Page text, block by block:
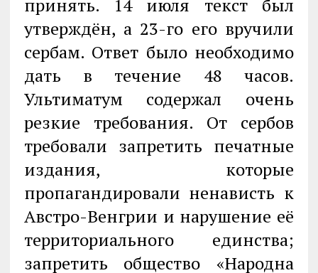
принять. 14 июля текст был
утверждён, а 23-го его вручили
сербам. Ответ было необходимо
дать в течение 48 часов.
Ультиматум содержал очень
резкие требования. От сербов
требовали запретить печатные
издания, которые
пропагандировали ненависть к
Австро-Венгрии и нарушение её
территориального единства;
запретить общество «Народна